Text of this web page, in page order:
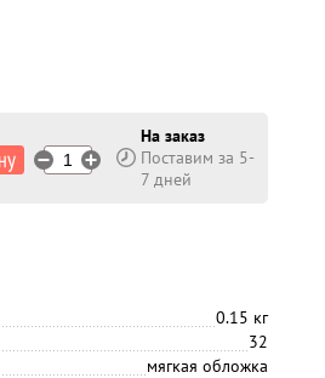
На заказ
Поставим за 5-
7 дней
0.15 кг
32
мягкая обложка